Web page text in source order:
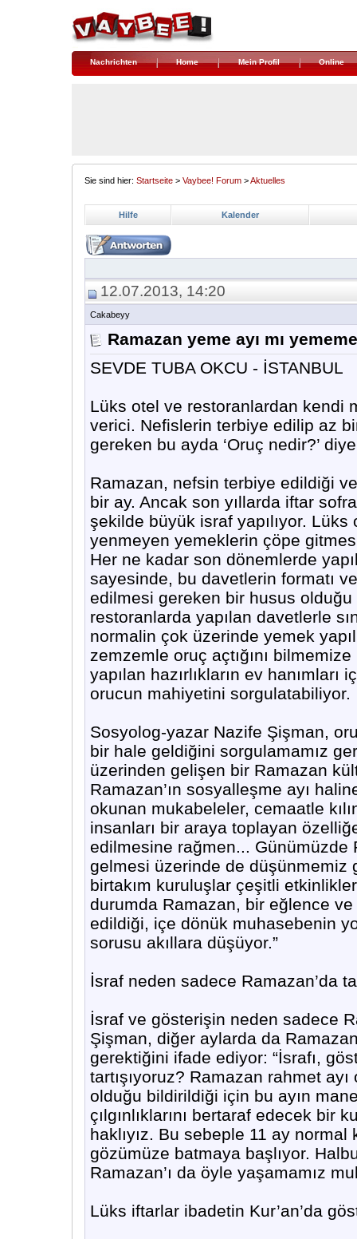
Nachrichten Home Mein Profil Online
Sie sind hier: Startseite > Vaybee! Forum >Aktuelles
Hilfe Kalender
12.07.2013, 14:20
Cakabeyy
Ramazan yeme ayı mı
SEVDE TUBA OKCU - İSTANBUL
Lüks otel ve restoranlardan kendi
verici. Nefislerin terbiye edilip az
gereken bu ayda ‘Oruç nedir?’
Ramazan, nefsin terbiye edildiği
bir ay. Ancak son yıllarda iftar
şekilde büyük israf yapılıyor.
yenmeyen yemeklerin çöpe
Her ne kadar son dönemlerde
sayesinde, bu davetlerin formatı
edilmesi gereken bir husus
restoranlarda yapılan davetlerle
normalin çok üzerinde yemek
zemzemle oruç açtığını
yapılan hazırlıkların ev
orucun mahiyetini sorgulatabiliyor.
Sosyolog-yazar Nazife Şişman,
bir hale geldiğini sorgulamamız
üzerinden gelişen bir Ramazan
Ramazan’ın sosyalleşme ayı
okunan mukabeleler, cemaatle
insanları bir araya toplayan
edilmesine rağmen... Günümüzde
gelmesi üzerinde de düşünmemiz
birtakım kuruluşlar çeşitli
durumda Ramazan, bir eğlence ve
edildiği, içe dönük muhasebenin
sorusu akıllara düşüyor.”
İsraf neden sadece Ramazan’da
İsraf ve gösterişin neden sadece
Şişman, diğer aylarda da
gerektiğini ifade ediyor: “İsrafı,
tartışıyoruz? Ramazan rahmet
olduğu bildirildiği için bu ayın
çılgınlıklarını bertaraf edecek bir
haklıyız. Bu sebeple 11 ay normal
gözümüze batmaya başlıyor.
Ramazan’ı da öyle yaşamamız
Lüks iftarlar ibadetin Kur’an’da